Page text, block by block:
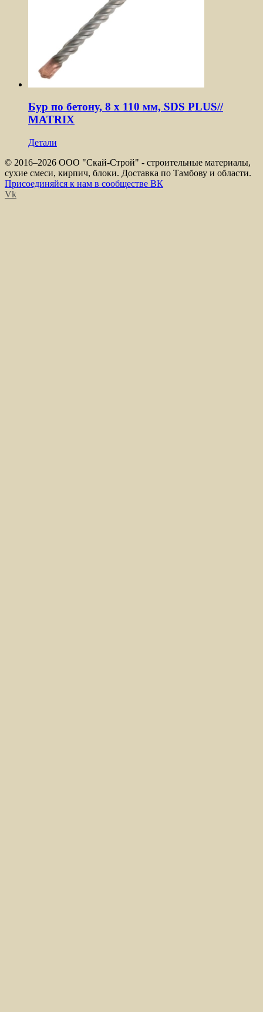
Бур по бетону, 8 x 110 мм, SDS PLUS//
MATRIX
Детали
© 2016–2026 ООО "Скай-Строй" - строительные материалы,
сухие смеси, кирпич, блоки. Доставка по Тамбову и области.
Присоединяйся к нам в сообществе ВК
Vk